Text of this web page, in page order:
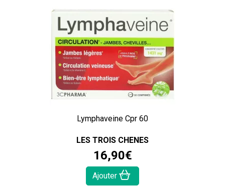
Lymphaveine Cpr 60
LES TROIS CHENES
16,90€
Ajouter